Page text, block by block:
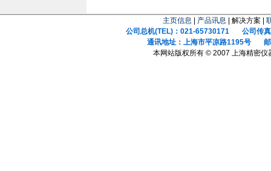
主页信息 产品讯息 | 解决方案 |
公司总机(TEL)：021-65730171 公司传真
通讯地址：上海市平凉路1195号 邮
本网站版权所有 © 2007 上海精密仪